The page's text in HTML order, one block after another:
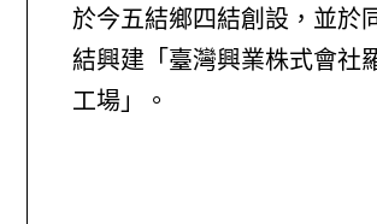
於今五結鄉四結創設，並於
結興建「臺灣興業株式會社
工場」。